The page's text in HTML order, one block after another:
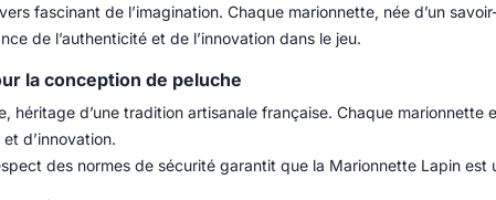
fascinant de l’imagination. Chaque marionnette, née d’un
de l’authenticité et de l’innovation dans le jeu.
la conception de peluche
héritage d’une tradition artisanale française. Chaque marionnette
d’innovation.
des normes de sécurité garantit que la Marionnette Lapin